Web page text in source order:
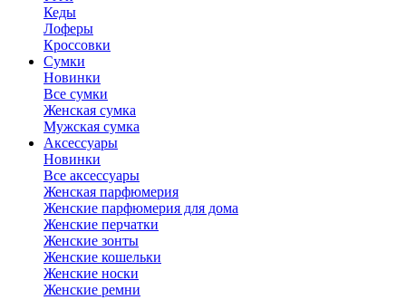
Кеды
Лоферы
Кроссовки
Сумки
Новинки
Все сумки
Женская сумка
Мужская сумка
Аксессуары
Новинки
Все аксессуары
Женская парфюмерия
Женские парфюмерия для дома
Женские перчатки
Женские зонты
Женские кошельки
Женские носки
Женские ремни